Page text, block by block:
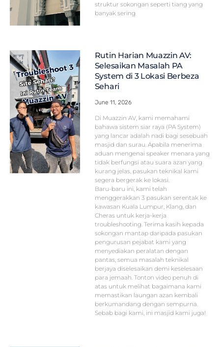
struktur sokongan seperti tiang yang
banyak sering
Rutin Harian Muazzin AV:
Selesaikan Masalah PA
System di 3 Lokasi Berbeza
Sehari
June 11, 2026
Di Muazzin AV, kami memahami
bahawa sistem siar raya (PA System)
yang lancar adalah nadi bagi sesebuah
masjid dan surau. Apabila menerima
aduan mengenai speaker menara yang
tidak berfungsi atau suara azan yang
kurang jelas, pasukan teknikal kami
segera bergerak ke lokasi.
Baru-baru ini, kami telah
menggerakkan 3 pasukan serentak ke
kawasan Kuala Lumpur, Klang, dan
Cheras untuk kerja-kerja
troubleshooting. Terima kasih kepada
sokongan mantap daripada pasukan
pengurusan pejabat kami yang
menyediakan peralatan dengan
pantas, semua masalah teknikal
berjaya diselesaikan demi keselesaan
para jemaah. Tonton video penuh di
atas untuk melihat bagaimana kami
memastikan laungan azan kembali
berkumandang dengan sempurna.
Sebab bagi kami, ini masjid kami juga!